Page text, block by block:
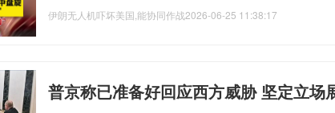
伊朗无人机吓坏美国,能协同作战2026-06-25 11:38:17
普京称已准备好回应西方威胁 坚定立场